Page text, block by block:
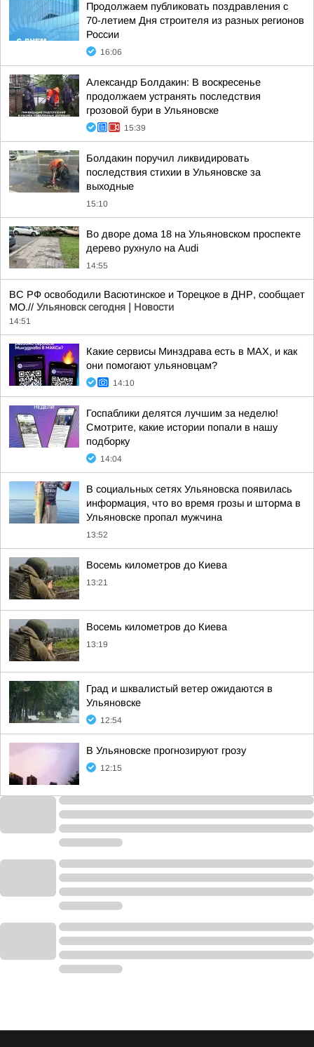
Продолжаем публиковать поздравления с
70-летием Дня строителя из разных регионов
России
16:06
Александр Болдакин: В воскресенье
продолжаем устранять последствия
грозовой бури в Ульяновске
15:39
Болдакин поручил ликвидировать
последствия стихии в Ульяновске за
выходные
15:10
Во дворе дома 18 на Ульяновском проспекте
дерево рухнуло на Audi
14:55
ВС РФ освободили Васютинское и Торецкое в ДНР, сообщает
МО.// Ульяновск сегодня | Новости
14:51
Какие сервисы Минздрава есть в МАХ, и как
они помогают ульяновцам?
14:10
Госпаблики делятся лучшим за неделю!
Смотрите, какие истории попали в нашу
подборку
14:04
В социальных сетях Ульяновска появилась
информация, что во время грозы и шторма в
Ульяновске пропал мужчина
13:52
Восемь километров до Киева
13:21
Восемь километров до Киева
13:19
Град и шквалистый ветер ожидаются в
Ульяновске
12:54
В Ульяновске прогнозируют грозу
12:15